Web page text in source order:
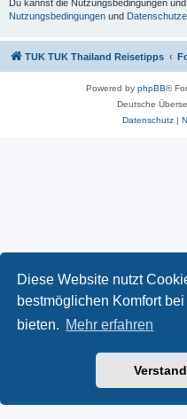
Diese Website nutzt
bestmöglichen Komfort
bieten. Mehr erfahren
Du kannst die Nutzungsbedingungen
Nutzungsbedingungen und
TUK TUK Thailand Reisetipps
Powered by phpBB®
Deutsche
Datenschutz|